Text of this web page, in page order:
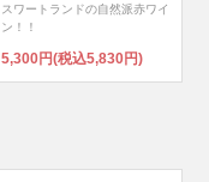
スワートランドの自然派赤ワイ
ン！！
5,300円(税込5,830円)